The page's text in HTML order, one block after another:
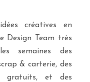
créatives en
Design Team très
semaines des
& carterie, des
gratuits, et des